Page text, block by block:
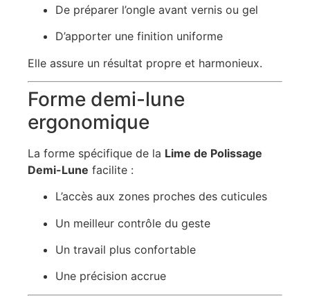
De préparer l’ongle avant vernis ou gel
D’apporter une finition uniforme
Elle assure un résultat propre et harmonieux.
Forme demi-lune
ergonomique
La forme spécifique de la Lime de Polissage
Demi-Lune facilite :
L’accès aux zones proches des cuticules
Un meilleur contrôle du geste
Un travail plus confortable
Une précision accrue